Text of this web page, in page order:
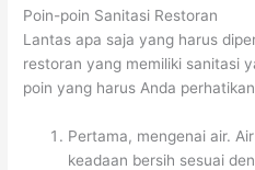
Poin-poin Sanitasi Restoran
Lantas apa saja yang harus
restoran yang memiliki sanitasi
poin yang harus Anda
Pertama, mengenai air.
keadaan bersih sesuai